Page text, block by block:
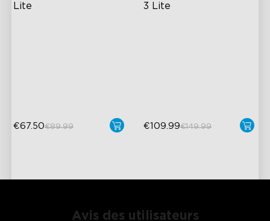
Lite
€67.50€89.99
3 Lite
€109.99€149.99
Avis des utilisateurs